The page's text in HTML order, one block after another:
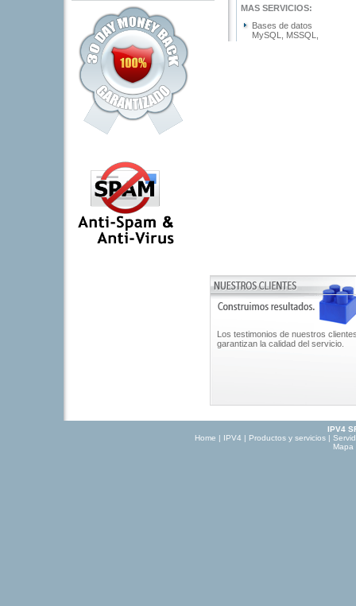
Los testimonios de nuestros
garantizan la calidad del servicio.
IPV4
Home | IPV4 | Productos y servicios |